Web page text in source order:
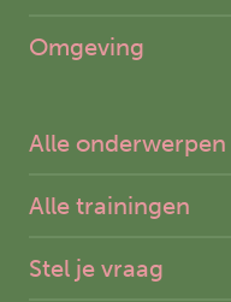
Omgeving
Alle onderwerpen
Alle trainingen
Stel je vraag